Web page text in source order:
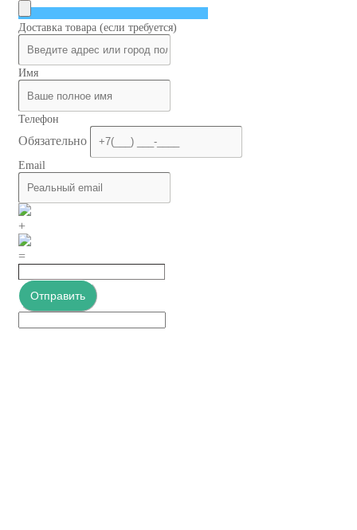
Доставка товара (если требуется)
Имя
Телефон
Обязательно
Email
+
=
Отправить